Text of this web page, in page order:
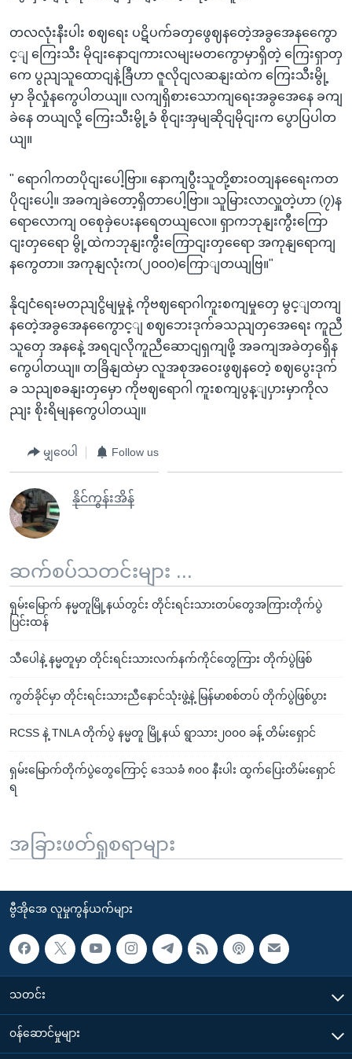
တလလုံးနီးပါး စဈရေး ပဋိပက်ခတှဖွေဈနတေဲ့အခွအေနကွေော
င့ျ ကြေးသီး မိုငျးနောငျကားလမျးမတကွောမှာရှိတဲ့ ကြေးရှာတှ
ကေ ပွညျသူထောငျနဲ့ခြီဟာ ဇူလိုငျလဆနျးထဲက ကြေးသီးမွို့
မှာ ခိုလှုံနကွေပါတယျ။ လကျရှိစားသောကျရေးအခွအေနေ ခကျ
ခဲနေ တယျလို့ ကြေးသီးမွို့ခံ စိုငျးအှမျဆိုငျမိုငျးက ပွောပြပါတ
ယျ။
" ရောဂါကတပိုငျးပေါ့ဗြာ။ နောကျပွီးသူတို့စားဝတျနရေေးကတ
ပိုငျးပေါ့။ အခကျခဲတော့ရှိတာပေါ့ဗြာ။ သူမြားလာလှူတဲ့ဟာ (၇)န
ရောလောကျ ဝစေုခှဲပေးနရေတယျလေ။ ရှာကဘုနျးကွီးကြော
ငျးတှရေော မွို့ထဲကဘုနျးကွီးကြောငျးတှရေော အကုနျရောကျ
နကွေတာ။ အကုနျလုံးက(၂၀၀၀)ကြောျတယျဗြ။"
နိုငျငံရေးမတညျငွိမျမှုနဲ့ ကိုဗဈရောဂါကူးစကျမှုတှေ မွင့ျတကျ
နတေဲ့အခွအေနကွေောင့ျ စဈဘေးဒုက်ခသညျတှအေရေး ကူညီ
သူတှေ အနနေဲ့ အရငျလိုကူညီဆောငျရှကျဖို့ အခကျအခဲတှရှေိန
ကွေပါတယျ။ တခြိနျထဲမှာ လူအစုအဝေးဖွဈနတေဲ့ စဈပွေးဒုက်
ခ သညျစခနျးတှမှော ကိုဗဈရောဂါ ကူးစကျပွန့ျပှားမှာကိုလ
ညျး စိုးရိမျနကွေပါတယျ။
မျှဝေပါ Follow us
နိုင်ကွန်းအိန်
ဆက်စပ်သတင်းများ ...
ရှမ်းမြောက် နမ္မတူမြို့နယ်တွင်း တိုင်းရင်းသားတပ်တွေအကြားတိုက်ပွဲ
ပြင်းထန်
သီပေါနဲ့ နမ္မတူမှာ တိုင်းရင်းသားလက်နက်ကိုင်တွေကြား တိုက်ပွဲဖြစ်
ကွတ်ခိုင်မှာ တိုင်းရင်းသားညီနောင်သုံးဖွဲ့နဲ့ မြန်မာစစ်တပ် တိုက်ပွဲဖြစ်ပွား
RCSS နဲ့ TNLA တိုက်ပွဲ နမ္မတူ မြို့နယ် ရွာသား၂၀၀၀ ခန့် တိမ်းရှောင်
ရှမ်းမြောက်တိုက်ပွဲတွေကြောင့် ဒေသခံ ၈၀၀ နီးပါး ထွက်ပြေးတိမ်းရှောင်
ရ
အခြားဖတ်ရှုစရာများ
ဗွီအိုအေ လူမှုကွန်ယက်များ
သတင်း
၀န်ဆောင်မှုများ